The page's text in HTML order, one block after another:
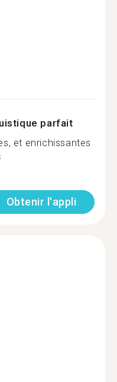
parfait
et enrichissantes
Obtenir l'appli